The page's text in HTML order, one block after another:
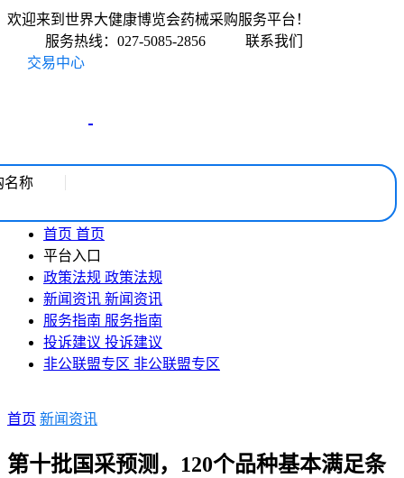
欢迎来到世界大健康博览会药械采购服务平台！
服务热线：027-5085-2856
联系我们
交易中心
名称
首页 首页
平台入口
政策法规 政策法规
新闻资讯 新闻资讯
服务指南 服务指南
投诉建议 投诉建议
非公联盟专区 非公联盟专区
首页 新闻资讯
第十批国采预测，120个品种基本满足条